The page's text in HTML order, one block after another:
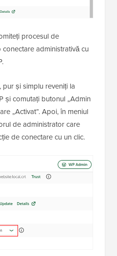
procesul de
administrativă cu
pur și simplu reveniți la
și comutați butonul „Admin
„Activat”. Apoi, în meniul
de administrator care
de conectare cu un clic.